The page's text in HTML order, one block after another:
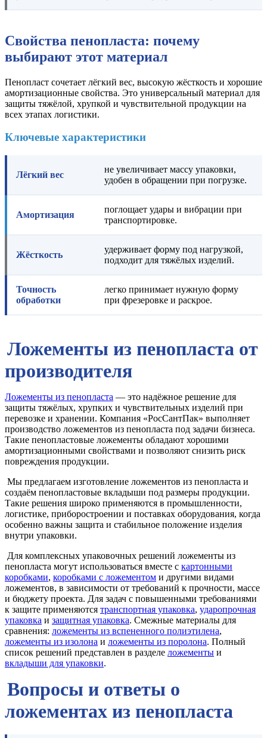
Свойства пенопласта: почему
выбирают этот материал
Пенопласт сочетает лёгкий вес, высокую жёсткость и хорошие
амортизационные свойства. Это универсальный материал для
защиты тяжёлой, хрупкой и чувствительной продукции на
всех этапах логистики.
Ключевые характеристики
Лёгкий вес
не увеличивает массу упаковки,
удобен в обращении при погрузке.
Амортизация
поглощает удары и вибрации при
транспортировке.
Жёсткость
удерживает форму под нагрузкой,
подходит для тяжёлых изделий.
Точность
обработки
легко принимает нужную форму
при фрезеровке и раскрое.
Ложементы из пенопласта от
производителя
Ложементы из пенопласта — это надёжное решение для
защиты тяжёлых, хрупких и чувствительных изделий при
перевозке и хранении. Компания «РосСантПак» выполняет
производство ложементов из пенопласта под задачи бизнеса.
Такие пенопластовые ложементы обладают хорошими
амортизационными свойствами и позволяют снизить риск
повреждения продукции.
Мы предлагаем изготовление ложементов из пенопласта и
создаём пенопластовые вкладыши под размеры продукции.
Такие решения широко применяются в промышленности,
логистике, приборостроении и поставках оборудования, когда
особенно важны защита и стабильное положение изделия
внутри упаковки.
Для комплексных упаковочных решений ложементы из
пенопласта могут использоваться вместе с картонными
коробками, коробками с ложементом и другими видами
ложементов, в зависимости от требований к прочности, массе
и бюджету проекта. Для задач с повышенными требованиями
к защите применяются транспортная упаковка, ударопрочная
упаковка и защитная упаковка. Смежные материалы для
сравнения: ложементы из вспененного полиэтилена,
ложементы из изолона и ложементы из поролона. Полный
список решений представлен в разделе ложементы и
вкладыши для упаковки.
Вопросы и ответы о
ложементах из пенопласта